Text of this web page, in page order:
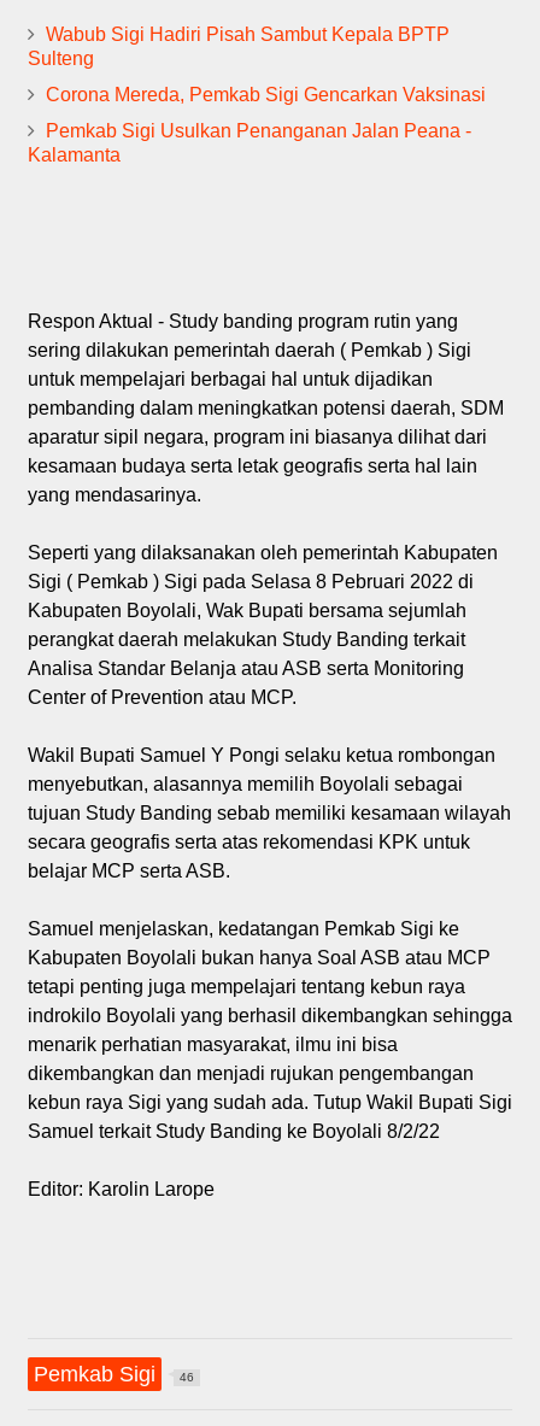
Wabub Sigi Hadiri Pisah Sambut Kepala BPTP
Sulteng
Corona Mereda, Pemkab Sigi Gencarkan Vaksinasi
Pemkab Sigi Usulkan Penanganan Jalan Peana -
Kalamanta
Respon Aktual - Study banding program rutin yang
sering dilakukan pemerintah daerah ( Pemkab ) Sigi
untuk mempelajari berbagai hal untuk dijadikan
pembanding dalam meningkatkan potensi daerah, SDM
aparatur sipil negara, program ini biasanya dilihat dari
kesamaan budaya serta letak geografis serta hal lain
yang mendasarinya.
Seperti yang dilaksanakan oleh pemerintah Kabupaten
Sigi ( Pemkab ) Sigi pada Selasa 8 Pebruari 2022 di
Kabupaten Boyolali, Wak Bupati bersama sejumlah
perangkat daerah melakukan Study Banding terkait
Analisa Standar Belanja atau ASB serta Monitoring
Center of Prevention atau MCP.
Wakil Bupati Samuel Y Pongi selaku ketua rombongan
menyebutkan, alasannya memilih Boyolali sebagai
tujuan Study Banding sebab memiliki kesamaan wilayah
secara geografis serta atas rekomendasi KPK untuk
belajar MCP serta ASB.
Samuel menjelaskan, kedatangan Pemkab Sigi ke
Kabupaten Boyolali bukan hanya Soal ASB atau MCP
tetapi penting juga mempelajari tentang kebun raya
indrokilo Boyolali yang berhasil dikembangkan sehingga
menarik perhatian masyarakat, ilmu ini bisa
dikembangkan dan menjadi rujukan pengembangan
kebun raya Sigi yang sudah ada. Tutup Wakil Bupati Sigi
Samuel terkait Study Banding ke Boyolali 8/2/22
Editor: Karolin Larope
Pemkab Sigi 46